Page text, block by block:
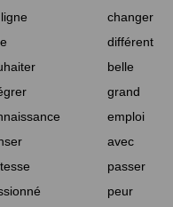
changer
différent
belle
grand
emploi
avec
passer
peur